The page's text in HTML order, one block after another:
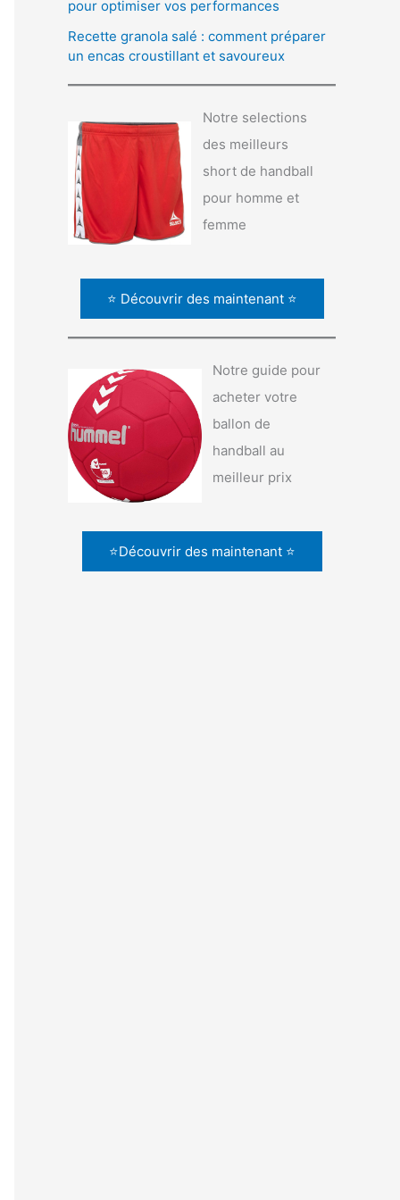
pour optimiser vos performances
Recette granola salé : comment préparer
un encas croustillant et savoureux
Notre selections
des meilleurs
short de handball
pour homme et
femme
⭐ Découvrir des maintenant ⭐
Notre guide pour
acheter votre
ballon de
handball au
meilleur prix
⭐Découvrir des maintenant ⭐